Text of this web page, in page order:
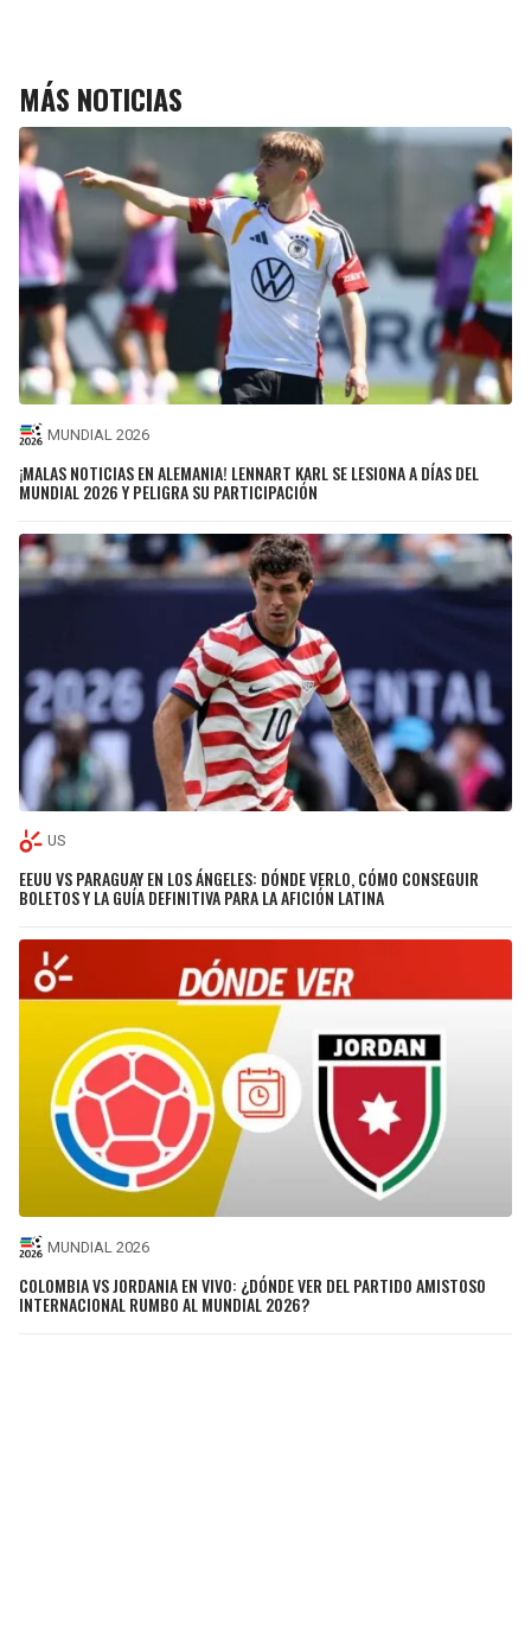
MÁS NOTICIAS
MUNDIAL 2026
¡MALAS NOTICIAS EN ALEMANIA! LENNART KARL SE LESIONA A DÍAS DEL
MUNDIAL 2026 Y PELIGRA SU PARTICIPACIÓN
US
EEUU VS PARAGUAY EN LOS ÁNGELES: DÓNDE VERLO, CÓMO CONSEGUIR
BOLETOS Y LA GUÍA DEFINITIVA PARA LA AFICIÓN LATINA
MUNDIAL 2026
COLOMBIA VS JORDANIA EN VIVO: ¿DÓNDE VER DEL PARTIDO AMISTOSO
INTERNACIONAL RUMBO AL MUNDIAL 2026?